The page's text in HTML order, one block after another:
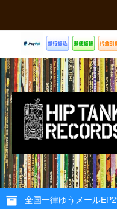
全国一律ゆうメール